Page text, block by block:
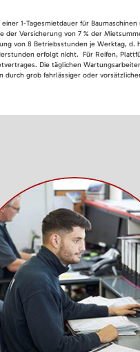
1-Tagesmietdauer für
Versicherung von 7 % der
von 8 Betriebsstunden je Werktag,
erfolgt nicht. Für Reifen,
Die täglichen
durch grob fahrlässiger oder